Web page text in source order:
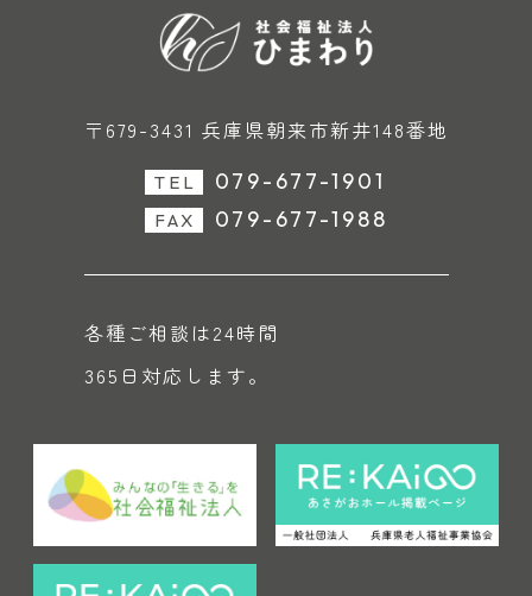
〒679-3431 兵庫県朝来市新井148番地
TEL 079-677-1901
FAX 079-677-1988
各種ご相談は24時間
365日対応します。